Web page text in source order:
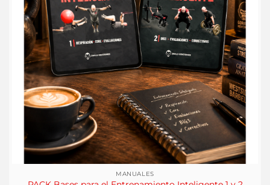
MANUALES